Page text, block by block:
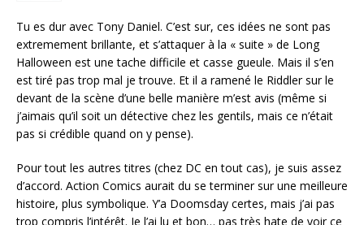
Tu es dur avec Tony Daniel. C’est sur, ces idées ne sont pas
extremement brillante, et s’attaquer à la « suite » de Long
Halloween est une tache difficile et casse gueule. Mais il s’en
est tiré pas trop mal je trouve. Et il a ramené le Riddler sur le
devant de la scène d’une belle manière m’est avis (même si
j’aimais qu’il soit un détective chez les gentils, mais ce n’était
pas si crédible quand on y pense).
Pour tout les autres titres (chez DC en tout cas), je suis assez
d’accord. Action Comics aurait du se terminer sur une meilleure
histoire, plus symbolique. Y’a Doomsday certes, mais j’ai pas
trop compris l’intérêt. Je l’ai lu et bon… pas très hate de voir ce